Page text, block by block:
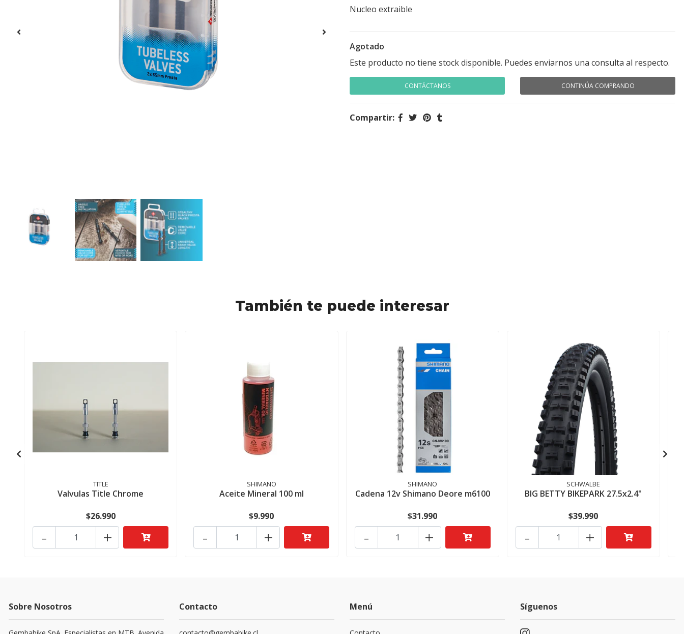
Nucleo extraible
Agotado
Este producto no tiene stock disponible. Puedes enviarnos una consulta al respecto.
CONTÁCTANOS CONTINÚA COMPRANDO
Compartir:
También te puede interesar
TITLE
Valvulas Title Chrome
$26.990
+
-
SHIMANO
Aceite Mineral 100 ml
$9.990
+
-
SHIMANO
Cadena 12v Shimano Deore m6100
$31.990
+
-
SCHWALBE
BIG BETTY BIKEPARK 27.5x2.4"
$39.990
+
-
Sobre Nosotros Contacto Menú Síguenos